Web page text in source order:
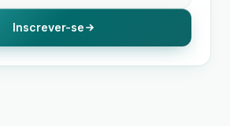
Inscrever-se